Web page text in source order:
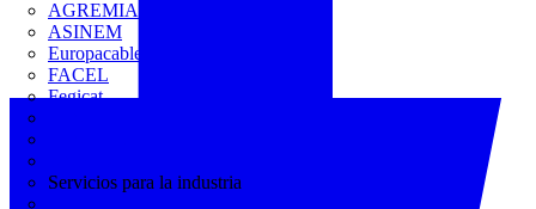
AGREMIA
ASINEM
Europacable
FACEL
Fegicat
Servicios para la industria